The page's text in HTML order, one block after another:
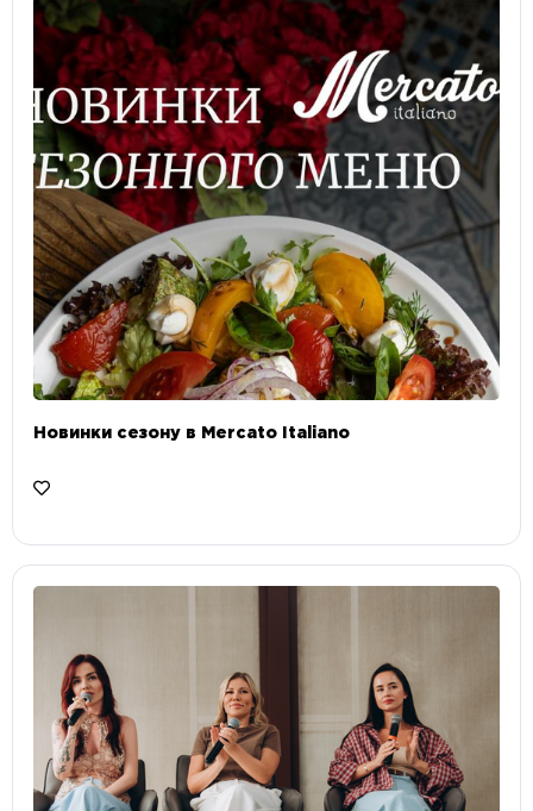
Новинки сезону в Mercato Italiano